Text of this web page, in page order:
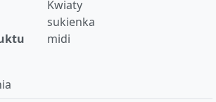
Kwiaty
sukienka
midi